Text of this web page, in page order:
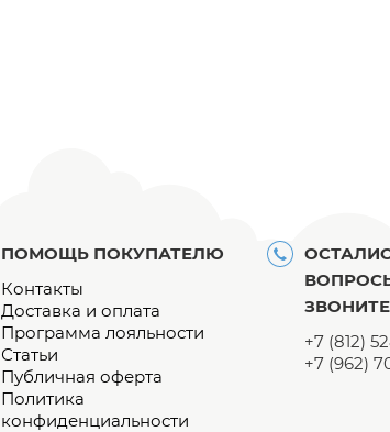
ПОМОЩЬ ПОКУПАТЕЛЮ
Контакты
Доставка и оплата
Программа лояльности
Статьи
Публичная оферта
Политика
конфиденциальности
+7 (812)
+7 (962)